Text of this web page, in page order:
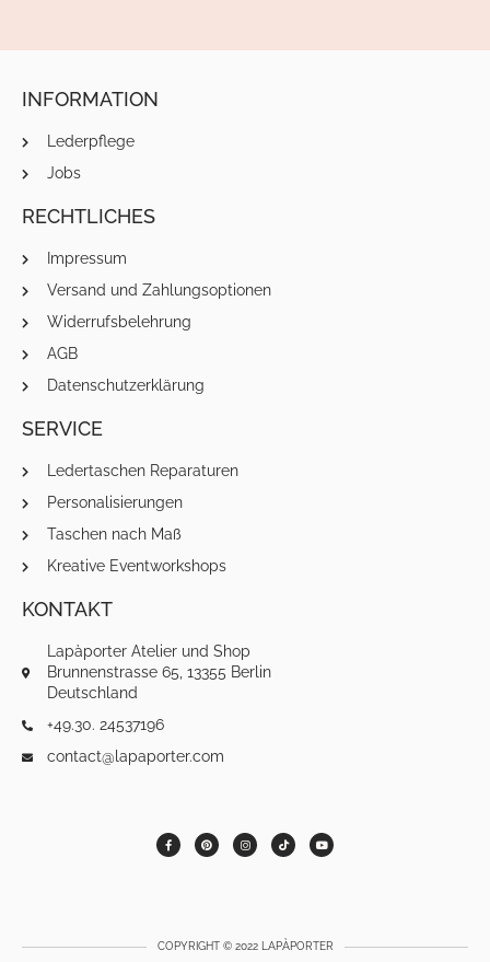
INFORMATION
Lederpflege
Jobs
RECHTLICHES
Impressum
Versand und Zahlungsoptionen
Widerrufsbelehrung
AGB
Datenschutzerklärung
SERVICE
Ledertaschen Reparaturen
Personalisierungen
Taschen nach Maß
Kreative Eventworkshops
KONTAKT
Lapàporter Atelier und Shop
Brunnenstrasse 65, 13355 Berlin
Deutschland
+49.30. 24537196
contact@lapaporter.com
F
a
c
P
i
n
I
n
s
T
i
k
Y
o
u
COPYRIGHT © 2022 LAPÀPORTER